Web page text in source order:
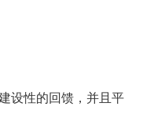
设性的回馈，并且平